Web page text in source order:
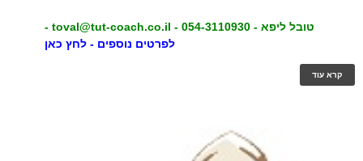
טובל ליפא - 054-3110930 - toval@tut-coach.co.il -
לפרטים נוספים - לחץ כאן
קרא עוד